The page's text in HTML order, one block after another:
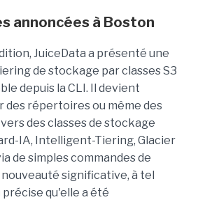
annoncées à Boston
JuiceData a présenté une
de stockage par classes S3
depuis la CLI. Il devient
des répertoires ou même des
des classes de stockage
IA, Intelligent-Tiering, Glacier
de simples commandes de
significative, à tel
qu'elle a été